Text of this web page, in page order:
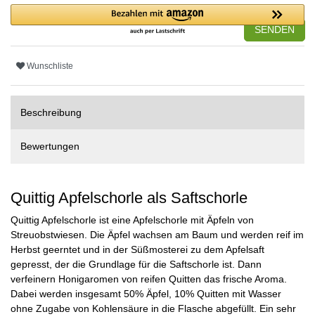
SENDEN
Wunschliste
Beschreibung
Bewertungen
Quittig Apfelschorle als Saftschorle
Quittig Apfelschorle ist eine Apfelschorle mit Äpfeln von
Streuobstwiesen. Die Äpfel wachsen am Baum und werden reif im
Herbst geerntet und in der Süßmosterei zu dem Apfelsaft
gepresst, der die Grundlage für die Saftschorle ist. Dann
verfeinern Honigaromen von reifen Quitten das frische Aroma.
Dabei werden insgesamt 50% Äpfel, 10% Quitten mit Wasser
ohne Zugabe von Kohlensäure in die Flasche abgefüllt. Ein sehr